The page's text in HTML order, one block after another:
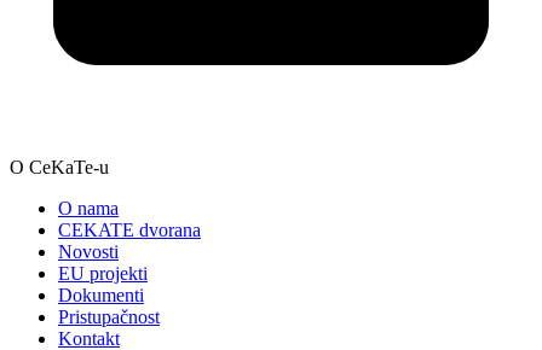
O CeKaTe-u
O nama
CEKATE dvorana
Novosti
EU projekti
Dokumenti
Pristupačnost
Kontakt